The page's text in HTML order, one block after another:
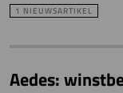
1 NIEUWSARTIKEL
Aedes: